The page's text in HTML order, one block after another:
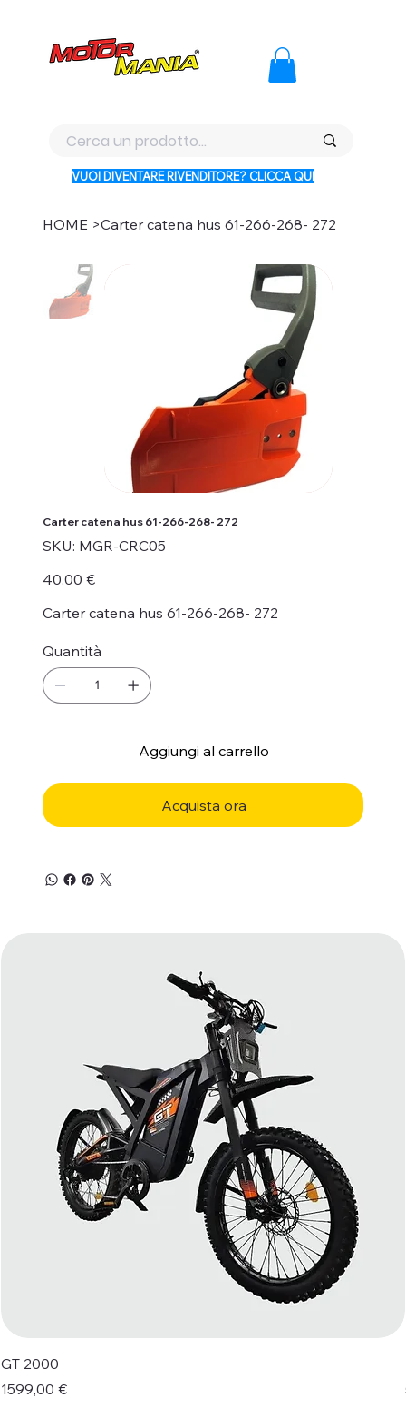
VUOI DIVENTARE RIVENDITORE? CLICCA QUI
HOME >Carter catena hus 61-266-268- 272
Carter catena hus 61-266-268- 272
SKU: SKU
MGR-
MGR-CRC05
Prezzo
40,00 €
Carter catena hus 61-266-268- 272
Quantità
Aggiungi al carrello
Acquista ora
GT 2000
Prezzo
1599,00 €